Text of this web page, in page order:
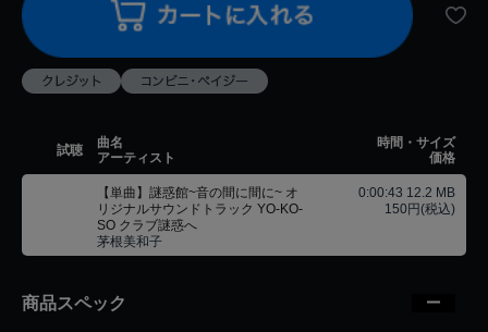
試聴
曲名
アーティスト
時間・サイズ
価格
【単曲】謎惑館~音の間に間に~ オ
リジナルサウンドトラック YO-KO-
SO クラブ謎惑へ
茅根美和子
0:00:43 12.2 MB
150円(税込)
商品スペック